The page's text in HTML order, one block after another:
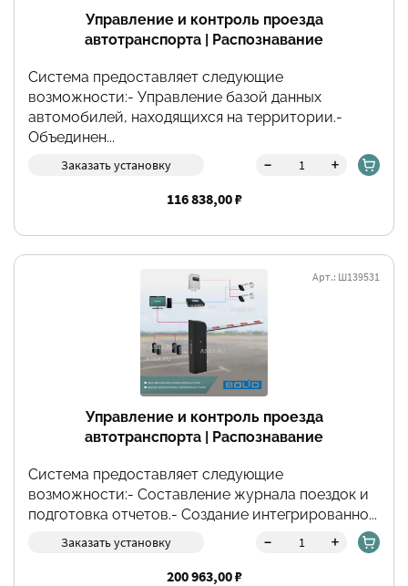
Управление и контроль проезда
автотранспорта | Распознавание
Система предоставляет следующие
возможности:- Управление базой данных
автомобилей, находящихся на территории.-
Объединен...
Заказать установку - +
116 838,00 ₽
Управление и контроль проезда
автотранспорта | Распознавание
Арт.: Ш139531
Система предоставляет следующие
возможности:- Составление журнала поездок и
подготовка отчетов.- Создание интегрированно...
Заказать установку - +
200 963,00 ₽